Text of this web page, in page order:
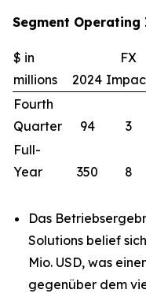
Segment Operating
$ in
millions
2024
FX
Fourth
Quarter
94 3
Full-
Year
350 8
Das
Solutions belief
Mio. USD, was
gegenüber dem